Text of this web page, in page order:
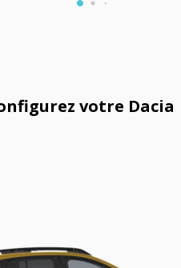
votre Dacia